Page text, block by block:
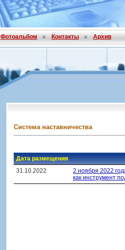
Фотоальбом Контакты Архив
Система наставничества
Дата размещения
31.10.2022
2 ноября 2022
как инструмент